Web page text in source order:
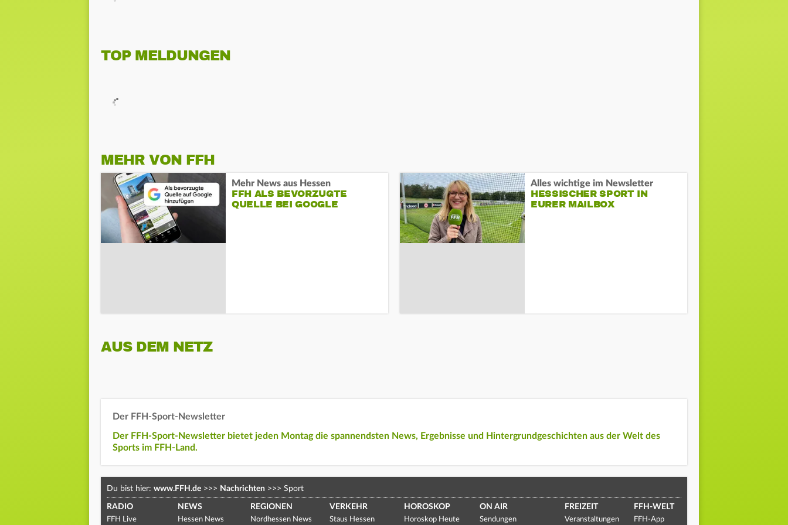
TOP MELDUNGEN
MEHR VON FFH
Mehr News aus Hessen
FFH ALS BEVORZUGTE
QUELLE BEI GOOGLE
Alles wichtige im Newsletter
HESSISCHER SPORT IN
EURER MAILBOX
AUS DEM NETZ
Der FFH-Sport-Newsletter
Der FFH-Sport-Newsletter bietet jeden Montag die spannendsten News, Ergebnisse und Hintergrundgeschichten aus der Welt des
Sports im FFH-Land.
Du bist hier: www.FFH.de >>> Nachrichten >>> Sport
RADIO
FFH Live
NEWS
Hessen News
REGIONEN
Nordhessen News
VERKEHR
Staus Hessen
HOROSKOP
Horoskop Heute
ON AIR
Sendungen
FREIZEIT
Veranstaltungen
FFH-WELT
FFH-App